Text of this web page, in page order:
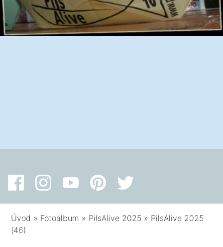
Úvod » Fotoalbum » PilsAlive 2025 » PilsAlive 2025
(46)